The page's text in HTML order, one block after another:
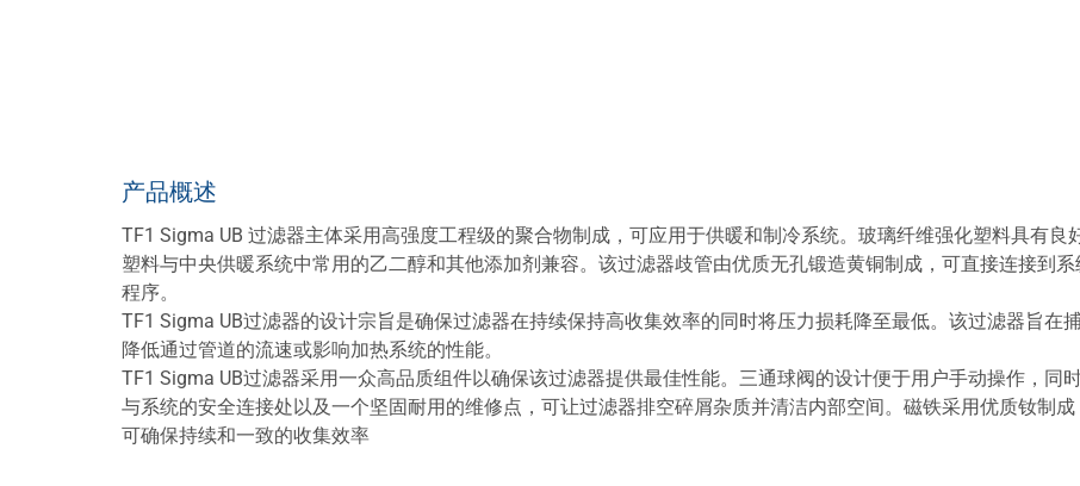
产品概述
TF1 Sigma UB 过滤器主体采用高强度工程级的聚合物制成，可应用于供暖和制冷系统。玻璃纤维强化塑料具有
塑料与中央供暖系统中常用的乙二醇和其他添加剂兼容。该过滤器歧管由优质无孔锻造黄铜制成，可直接连接到
程序。
TF1 Sigma UB过滤器的设计宗旨是确保过滤器在持续保持高收集效率的同时将压力损耗降至最低。该过滤器旨在
降低通过管道的流速或影响加热系统的性能。
TF1 Sigma UB过滤器采用一众高品质组件以确保该过滤器提供最佳性能。三通球阀的设计便于用户手动操作，同
与系统的安全连接处以及一个坚固耐用的维修点，可让过滤器排空碎屑杂质并清洁内部空间。磁铁采用优质钕制
可确保持续和一致的收集效率